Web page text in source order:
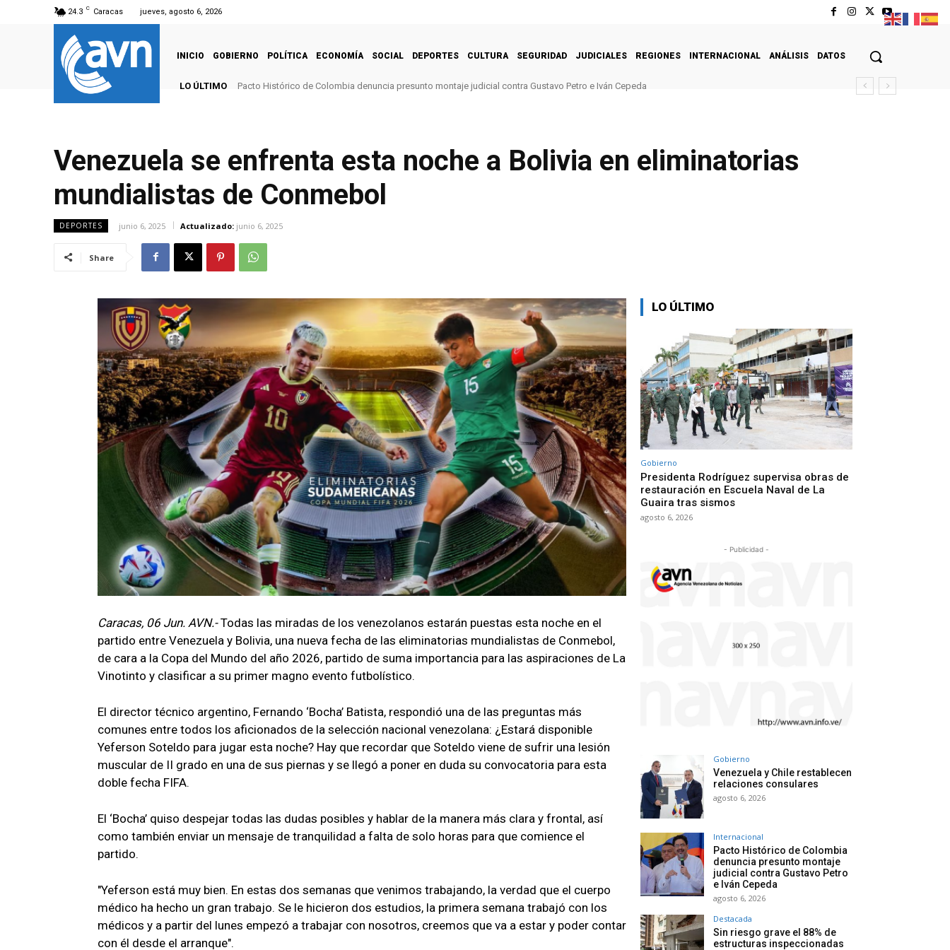
24.3 C Caracas jueves, agosto 6, 2026
INICIO GOBIERNO POLÍTICA ECONOMÍA SOCIAL DEPORTES CULTURA SEGURIDAD JUDICIALES REGIONES INTERNACIONAL ANÁLISIS DATOS
LO ÚLTIMO Pacto Histórico de Colombia denuncia presunto montaje judicial contra Gustavo Petro e Iván Cepeda
Venezuela se enfrenta esta noche a Bolivia en eliminatorias
mundialistas de Conmebol
DEPORTES junio 6, 2025 Actualizado: junio 6, 2025
Share
Caracas, 06 Jun. AVN.-Todas las miradas de los venezolanos estarán puestas esta noche en el
partido entre Venezuela y Bolivia, una nueva fecha de las eliminatorias mundialistas de Conmebol,
de cara a la Copa del Mundo del año 2026, partido de suma importancia para las aspiraciones de La
Vinotinto y clasificar a su primer magno evento futbolístico.
El director técnico argentino, Fernando ‘Bocha’ Batista, respondió una de las preguntas más
comunes entre todos los aficionados de la selección nacional venezolana: ¿Estará disponible
Yeferson Soteldo para jugar esta noche? Hay que recordar que Soteldo viene de sufrir una lesión
muscular de II grado en una de sus piernas y se llegó a poner en duda su convocatoria para esta
doble fecha FIFA.
El ‘Bocha’ quiso despejar todas las dudas posibles y hablar de la manera más clara y frontal, así
como también enviar un mensaje de tranquilidad a falta de solo horas para que comience el
partido.
"Yeferson está muy bien. En estas dos semanas que venimos trabajando, la verdad que el cuerpo
médico ha hecho un gran trabajo. Se le hicieron dos estudios, la primera semana trabajó con los
médicos y a partir del lunes empezó a trabajar con nosotros, creemos que va a estar y poder contar
con él desde el arranque".
LO ÚLTIMO
Gobierno
Presidenta Rodríguez supervisa obras de
restauración en Escuela Naval de La
Guaira tras sismos
agosto 6, 2026
- Publicidad -
Gobierno
Venezuela y Chile restablecen
relaciones consulares
agosto 6, 2026
Internacional
Pacto Histórico de Colombia
denuncia presunto montaje
judicial contra Gustavo Petro
e Iván Cepeda
agosto 6, 2026
Destacada
Sin riesgo grave el 88% de
estructuras inspeccionadas